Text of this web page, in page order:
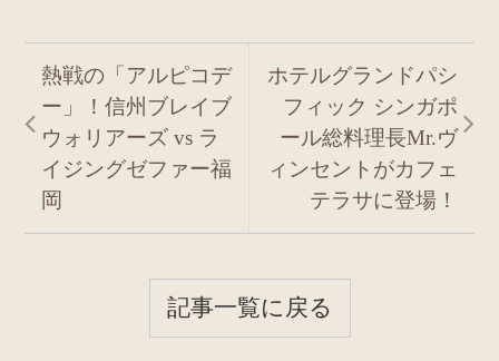
熱戦の「アルピコデ
ー」！信州ブレイブ
ウォリアーズ vs ラ
イジングゼファー福
岡
ホテルグランドパシ
フィック シンガポ
ール総料理長Mr.ヴ
ィンセントがカフェ
テラサに登場！
記事一覧に戻る